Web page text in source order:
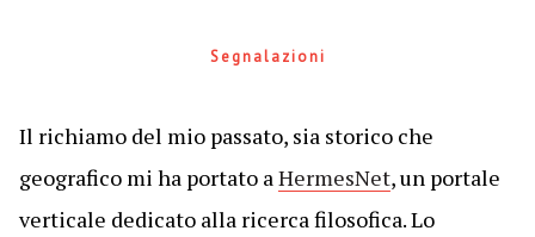
Segnalazioni
Il richiamo del mio passato, sia storico che
geografico mi ha portato aHermesNet, un portale
verticale dedicato alla ricerca filosofica. Lo